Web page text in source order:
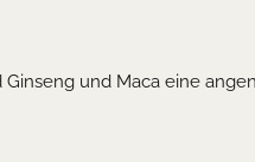
und Maca eine